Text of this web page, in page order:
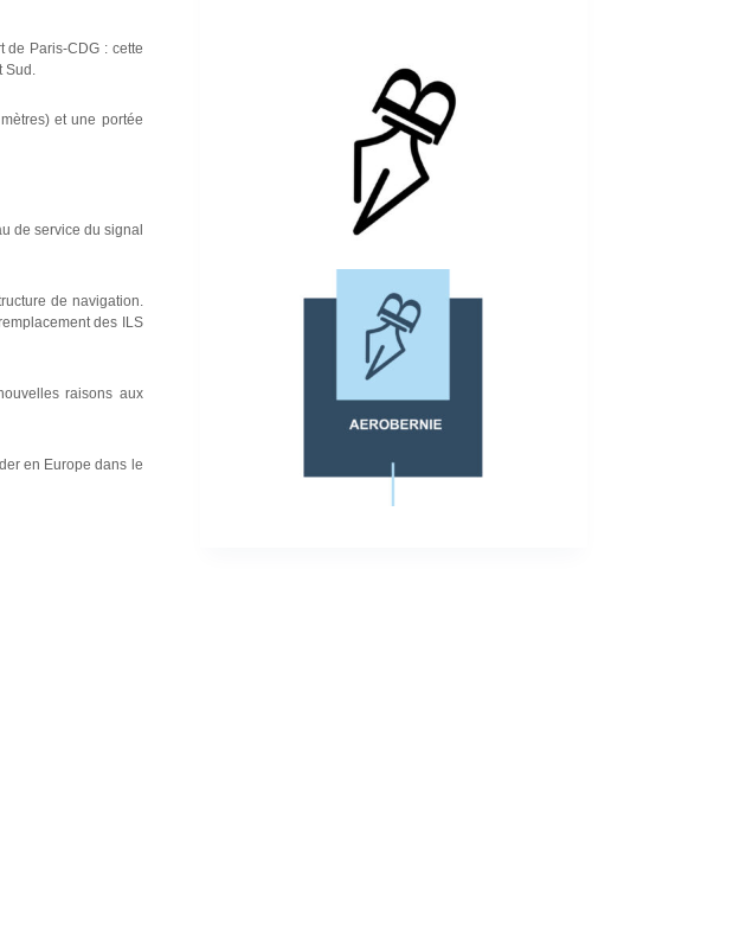
de Paris-CDG : cette
Sud.
et une portée
de service du signal
de navigation.
des ILS
raisons aux
en Europe dans le